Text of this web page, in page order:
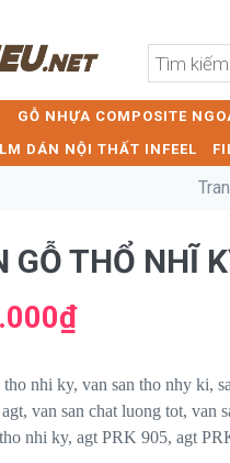
GỖ NHỰA COMPOSITE
DÁN NỘI THẤT INFEEL
GỖ THỔ NHĨ
tho nhi ky, van san tho nhy ki,
van san chat luong tot, van
nhi ky, agt PRK 905, agt